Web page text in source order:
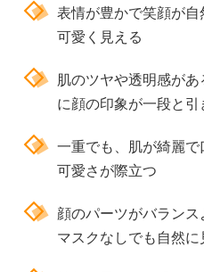
表情が豊かで笑顔が
可愛く見える
肌のツヤや透明感が
に顔の印象が一段と引
一重でも、肌が綺麗で
可愛さが際立つ
顔のパーツがバラン
マスクなしでも自然に